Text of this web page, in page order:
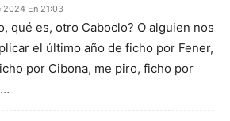
En 21:03
qué es, otro Caboclo? O alguien nos
el último año de ficho por Fener,
por Cibona, me piro, ficho por